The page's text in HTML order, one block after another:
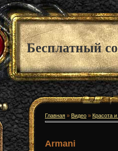
Бесплатный
Главная » Видео » Красота
Armani